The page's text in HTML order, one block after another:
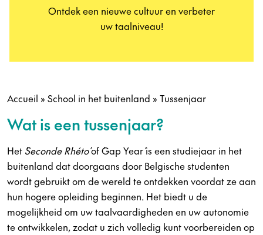
Ontdek een nieuwe cultuur en verbeter
uw taalniveau!
Accueil » School in het buitenland » Tussenjaar
Wat is een tussenjaar?
Het ´ Seconde Rhéto´ of ´Gap Year´ is een studiejaar in het
buitenland dat doorgaans door Belgische studenten
wordt gebruikt om de wereld te ontdekken voordat ze aan
hun hogere opleiding beginnen. Het biedt u de
mogelijkheid om uw taalvaardigheden en uw autonomie
te ontwikkelen, zodat u zich volledig kunt voorbereiden op